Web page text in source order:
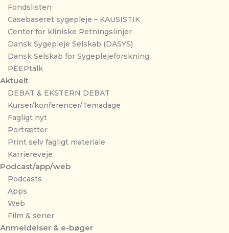
Fondslisten
Casebaseret sygepleje – KAUSISTIK
Center for kliniske Retningslinjer
Dansk Sygepleje Selskab (DASYS)
Dansk Selskab for Sygeplejeforskning
PEEPtalk
Aktuelt
DEBAT & EKSTERN DEBAT
Kurser/konferencer/Temadage
Fagligt nyt
Portrætter
Print selv fagligt materiale
Karriereveje
Podcast/app/web
Podcasts
Apps
Web
Film & serier
Anmeldelser & e-bøger